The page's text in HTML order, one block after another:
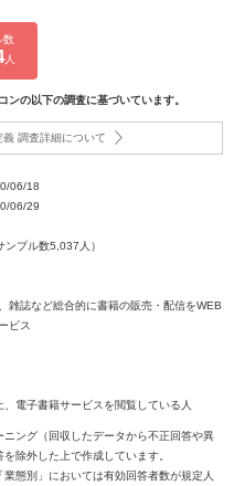
数
人
ンの以下の調査に基づいています。
調査詳細について
06/18
06/29
プル数5,037人）
雑誌など総合的に書籍の販売・配信をWEB
ビス
、電子書籍サービスを閲覧している人
ング（回収したデータから不正回答や異
除外した上で作成しています。
態別」においては有効回答者数が規定人